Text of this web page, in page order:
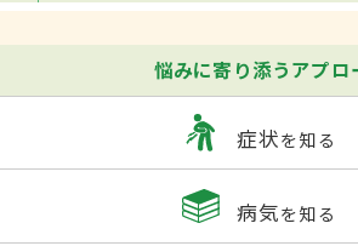
悩みに寄り添うアプロ
症状を知る
病気を知る